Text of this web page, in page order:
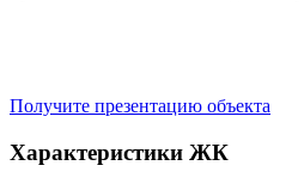
Получите презентацию объекта
Характеристики ЖК